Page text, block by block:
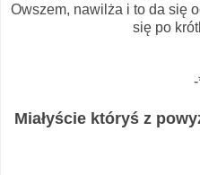
Owszem, nawilża i to da się
się po
Miałyście któryś z